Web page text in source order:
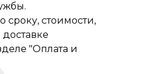
стоимости,
"Оплата и